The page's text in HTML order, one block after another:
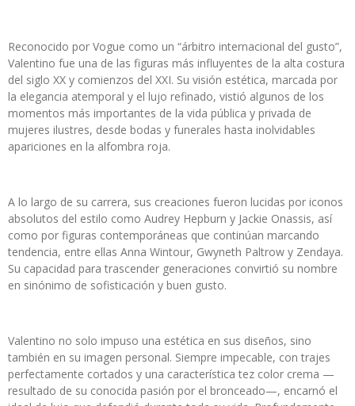
Reconocido por Vogue como un “árbitro internacional del gusto”,
Valentino fue una de las figuras más influyentes de la alta costura
del siglo XX y comienzos del XXI. Su visión estética, marcada por
la elegancia atemporal y el lujo refinado, vistió algunos de los
momentos más importantes de la vida pública y privada de
mujeres ilustres, desde bodas y funerales hasta inolvidables
apariciones en la alfombra roja.
A lo largo de su carrera, sus creaciones fueron lucidas por iconos
absolutos del estilo como Audrey Hepburn y Jackie Onassis, así
como por figuras contemporáneas que continúan marcando
tendencia, entre ellas Anna Wintour, Gwyneth Paltrow y Zendaya.
Su capacidad para trascender generaciones convirtió su nombre
en sinónimo de sofisticación y buen gusto.
Valentino no solo impuso una estética en sus diseños, sino
también en su imagen personal. Siempre impecable, con trajes
perfectamente cortados y una característica tez color crema —
resultado de su conocida pasión por el bronceado—, encarnó el